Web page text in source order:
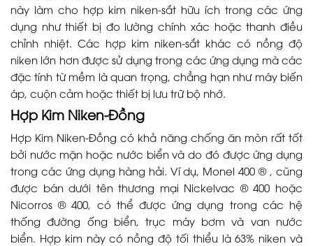
này làm cho hợp kim niken-sắt hữu ích trong các ứng
dụng như thiết bị đo lường chính xác hoặc thanh điều
chỉnh nhiệt. Các hợp kim niken-sắt khác có nồng độ
niken lớn hơn được sử dụng trong các ứng dụng mà các
đặc tính từ mềm là quan trọng, chẳng hạn như máy biến
áp, cuộn cảm hoặc thiết bị lưu trữ bộ nhớ.
Hợp Kim Niken-Đồng
Hợp Kim Niken-Đồng có khả năng chống ăn mòn rất tốt
bởi nước mặn hoặc nước biển và do đó được ứng dụng
trong các ứng dụng hàng hải. Ví dụ, Monel 400 ® , cũng
được bán dưới tên thương mại Nickelvac ® 400 hoặc
Nicorros ® 400, có thể được ứng dụng trong các hệ
thống đường ống biển, trục máy bơm và van nước
biển. Hợp kim này có nồng độ tối thiểu là 63% niken và